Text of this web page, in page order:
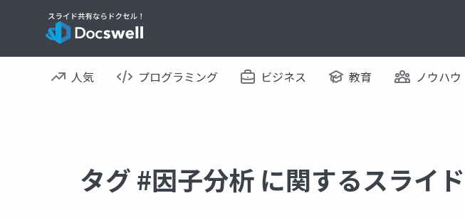
人気 プログラミング ビジネス 教育 ノウハウ
タグ #因子分析 に関するスライド